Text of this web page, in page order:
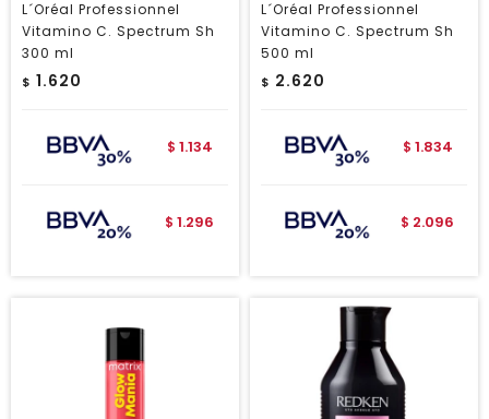
L´Oréal Professionnel
Vitamino C. Spectrum Sh
300 ml
$ 1.620
$ 1.134
$ 1.296
L´Oréal Professionnel
Vitamino C. Spectrum Sh
500 ml
$ 2.620
$ 1.834
$ 2.096